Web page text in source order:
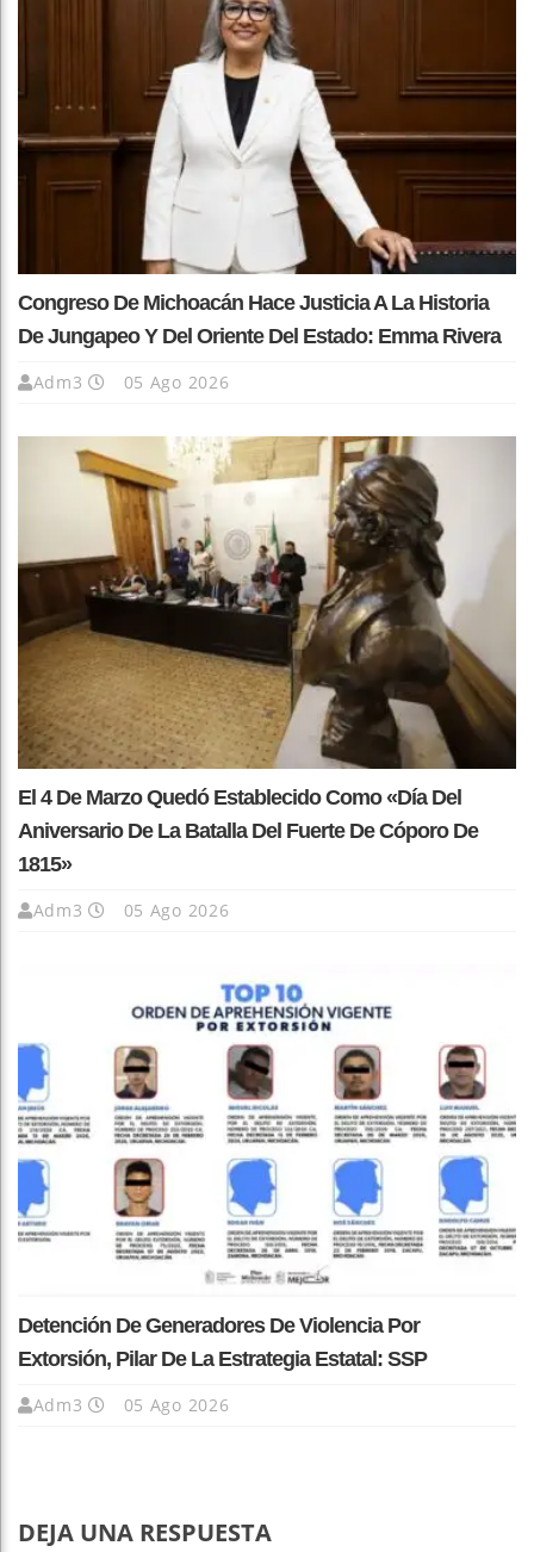
Congreso De Michoacán Hace Justicia A La Historia
De Jungapeo Y Del Oriente Del Estado: Emma Rivera
Adm3 05 Ago 2026
El 4 De Marzo Quedó Establecido Como «Día Del
Aniversario De La Batalla Del Fuerte De Cóporo De
1815»
Adm3 05 Ago 2026
Detención De Generadores De Violencia Por
Extorsión, Pilar De La Estrategia Estatal: SSP
Adm3 05 Ago 2026
DEJA UNA RESPUESTA